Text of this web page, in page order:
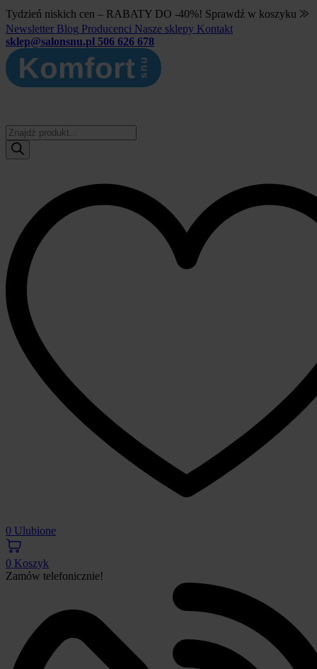
Tydzień niskich cen – RABATY DO -40%! Sprawdź w koszyku ⨠
Newsletter Blog Producenci Nasze sklepy Kontakt
sklep@salonsnu.pl 506 626 678
Wyszukiwarka
produktów
0 Ulubione
0 Koszyk
Zamów telefonicznie!